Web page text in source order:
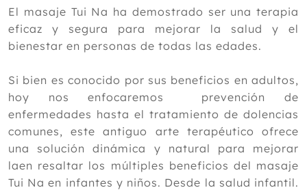
Noviembre
Octubre
Septiembre
Julio
Junio
Mayo
Abril
Marzo
Febrero
Enero
El masaje Tui Na ha demostrado ser una terapia
eficaz y segura para mejorar la salud y el
bienestar en personas de todas las edades.
Si bien es conocido por sus beneficios en adultos,
hoy nos enfocaremos prevención de
enfermedades hasta el tratamiento de dolencias
comunes, este antiguo arte terapéutico ofrece
una solución dinámica y natural para mejorar
laen resaltar los múltiples beneficios del masaje
Tui Na en infantes y niños. Desde la salud infantil.